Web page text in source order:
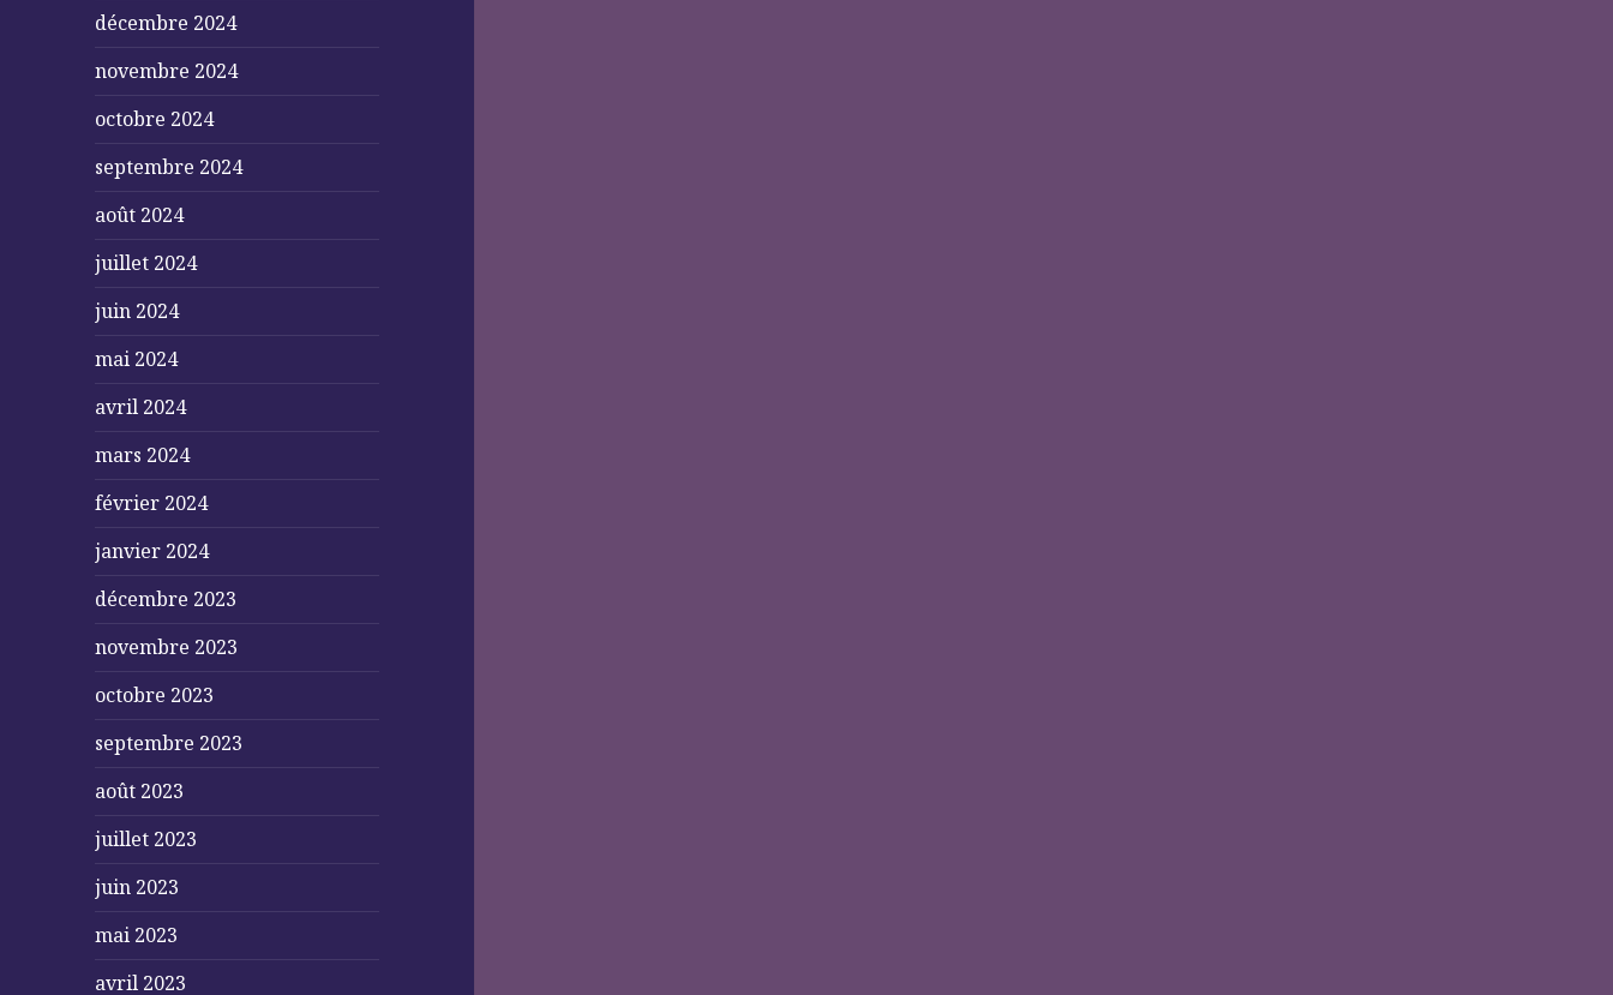
décembre 2024
novembre 2024
octobre 2024
septembre 2024
août 2024
juillet 2024
juin 2024
mai 2024
avril 2024
mars 2024
février 2024
janvier 2024
décembre 2023
novembre 2023
octobre 2023
septembre 2023
août 2023
juillet 2023
juin 2023
mai 2023
avril 2023